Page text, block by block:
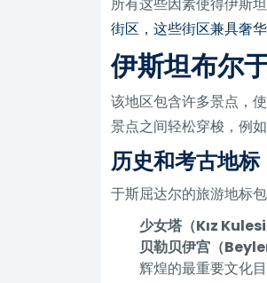
街区，这些街区兼具奢
伊斯坦布尔
该地区包含许多景点，
景点之间轻松穿梭，例
历史和考古地标
于斯屈达尔的旅游地标
少女塔（Kız
贝勒贝伊宫（
辉煌的最重要文化目